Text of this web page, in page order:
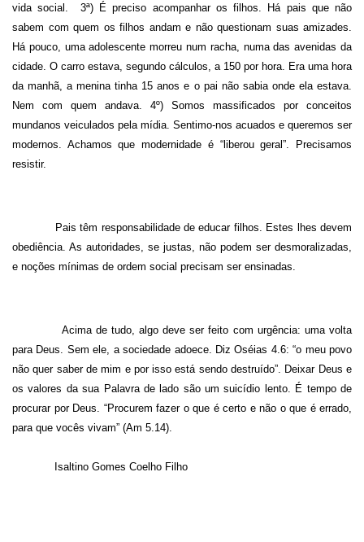
vida social.
3ª) É preciso acompanhar os filhos. Há pais que não
sabem com quem os filhos andam e não questionam suas amizades.
Há pouco, uma adolescente morreu num racha, numa das avenidas da
cidade. O carro estava, segundo cálculos, a 150 por hora. Era uma hora
da manhã, a menina tinha 15 anos e o pai não sabia onde ela estava.
Nem com quem andava. 4º) Somos massificados por conceitos
mundanos veiculados pela mídia. Sentimo-nos acuados e queremos ser
modernos. Achamos que modernidade é “liberou geral”. Precisamos
resistir.
Pais têm responsabilidade de educar filhos. Estes lhes devem
obediência. As autoridades, se justas, não podem ser desmoralizadas,
e noções mínimas de ordem social precisam ser ensinadas.
Acima de tudo, algo deve ser feito com urgência: uma volta
para Deus. Sem ele, a sociedade adoece. Diz Oséias 4.6: “o meu povo
não quer saber de mim e por isso está sendo destruído”. Deixar Deus e
os valores da sua Palavra de lado são um suicídio lento. É tempo de
procurar por Deus. “Procurem fazer o que é certo e não o que é errado,
para que vocês vivam” (Am 5.14).
Isaltino Gomes Coelho Filho